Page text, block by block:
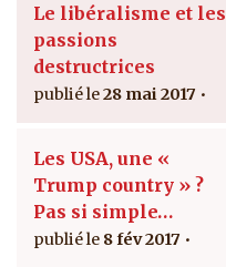
Le libéralisme et les
passions
destructrices
28 mai 2017
Les USA, une «
Trump country » ?
Pas si simple…
8 fév 2017